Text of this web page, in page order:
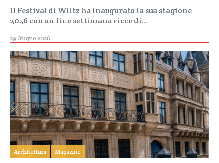
Il Festival di Wiltz ha inaugurato la sua stagione
2026 con un fine settimana ricco di…
29 Giugno 2026
Architettura Magazine